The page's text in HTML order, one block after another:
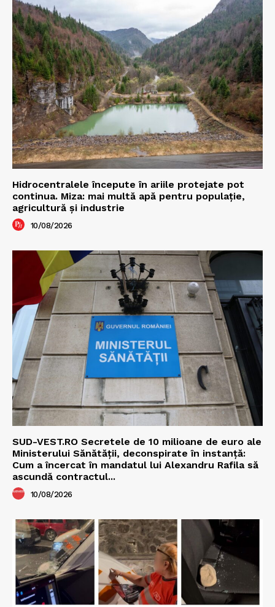
Hidrocentralele începute în ariile protejate pot
continua. Miza: mai multă apă pentru populație,
agricultură și industrie
10/08/2026
SUD-VEST.RO Secretele de 10 milioane de euro ale
Ministerului Sănătății, deconspirate în instanță:
Cum a încercat în mandatul lui Alexandru Rafila să
ascundă contractul...
10/08/2026